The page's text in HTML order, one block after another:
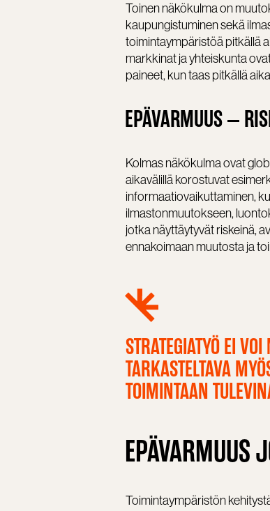
Toinen näkökulma on
kaupungistuminen sekä
toimintaympäristöä pitkällä
markkinat ja yhteiskunta
paineet, kun taas pitkällä
EPÄVARMUUS –
Kolmas näkökulma ovat
aikavälillä korostuvat
informaatiovaikuttaminen,
ilmastonmuutokseen,
jotka näyttäytyvät riskeinä,
ennakoimaan muutosta ja
STRATEGIATYÖ EI
TARKASTELTAVA
TOIMINTAAN
EPÄVARMUUS
Toimintaympäristön